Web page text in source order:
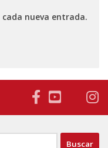
nueva entrada.